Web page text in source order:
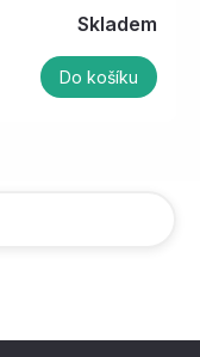
Skladem
Do košíku